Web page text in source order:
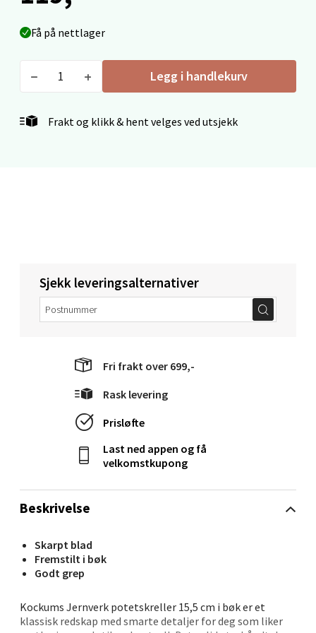
Få på nettlager
Legg i handlekurv
Frakt og klikk & hent velges ved utsjekk
Beskrivelse
Skarpt blad
Fremstilt i bøk
Godt grep
Kockums Jernverk potetskreller 15,5 cm i bøk er et
klassisk redskap med smarte detaljer for deg som liker
Sjekk leveringsalternativer
Fri frakt over 699,-
Rask levering
Prisløfte
Last ned appen og få
velkomstkupong
Bryne/Jæren - M44
Jupiterveien 2, 4340 Bryne
Åpent i dag 10-20
0 i butikk
0 i butikk
Velg
Levanger - Magneten
Moafjæra 14, 7606 Levanger
0 i butikk
Mandal - Alti Mandal
Skarvøyveien 55, 4517 Mandal
Åpent i dag 10-20